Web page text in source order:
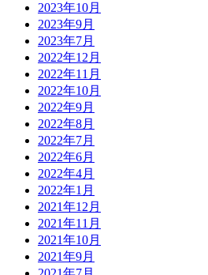
2023年10月
2023年9月
2023年7月
2022年12月
2022年11月
2022年10月
2022年9月
2022年8月
2022年7月
2022年6月
2022年4月
2022年1月
2021年12月
2021年11月
2021年10月
2021年9月